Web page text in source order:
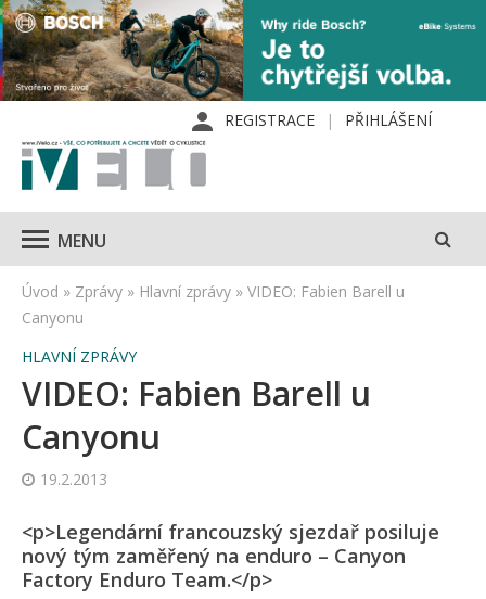
REGISTRACE PŘIHLÁŠENÍ
MENU
Úvod » Zprávy » Hlavní zprávy » VIDEO: Fabien Barell u
Canyonu
HLAVNÍ ZPRÁVY
VIDEO: Fabien Barell u
Canyonu
19.2.2013
<p>Legendární francouzský sjezdař posiluje
nový tým zaměřený na enduro – Canyon
Factory Enduro Team.</p>